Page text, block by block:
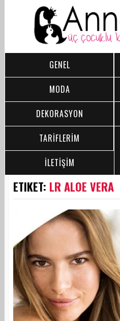
GENEL
MODA
DEKORASYON
TARİFLERİM
İLETİŞİM
ETIKET: LR ALOE VERA